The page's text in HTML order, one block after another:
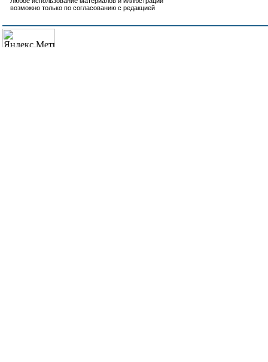
возможно только по согласованию с редакцией